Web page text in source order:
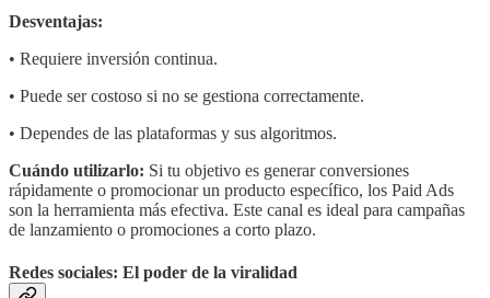
Desventajas:
• Requiere inversión continua.
• Puede ser costoso si no se gestiona correctamente.
• Dependes de las plataformas y sus algoritmos.
Cuándo utilizarlo: Si tu objetivo es generar conversiones
rápidamente o promocionar un producto específico, los Paid Ads
son la herramienta más efectiva. Este canal es ideal para campañas
de lanzamiento o promociones a corto plazo.
Redes sociales: El poder de la viralidad